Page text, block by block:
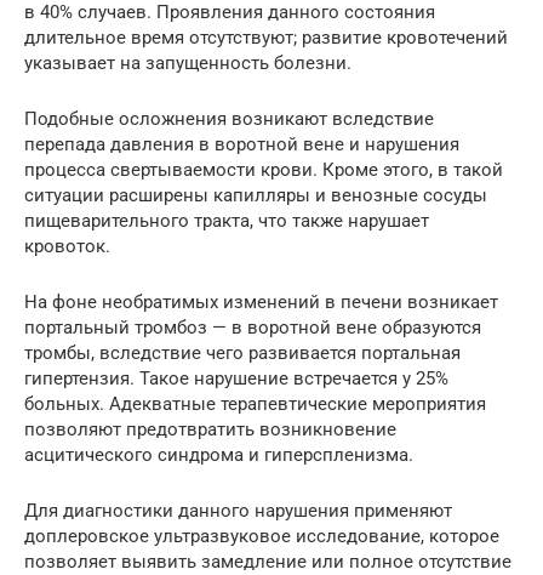
в 40% случаев. Проявления данного состояния
длительное время отсутствуют; развитие кровотечений
указывает на запущенность болезни.
Подобные осложнения возникают вследствие
перепада давления в воротной вене и нарушения
процесса свертываемости крови. Кроме этого, в такой
ситуации расширены капилляры и венозные сосуды
пищеварительного тракта, что также нарушает
кровоток.
На фоне необратимых изменений в печени возникает
портальный тромбоз — в воротной вене образуются
тромбы, вследствие чего развивается портальная
гипертензия. Такое нарушение встречается у 25%
больных. Адекватные терапевтические мероприятия
позволяют предотвратить возникновение
асцитического синдрома и гиперспленизма.
Для диагностики данного нарушения применяют
доплеровское ультразвуковое исследование, которое
позволяет выявить замедление или полное отсутствие